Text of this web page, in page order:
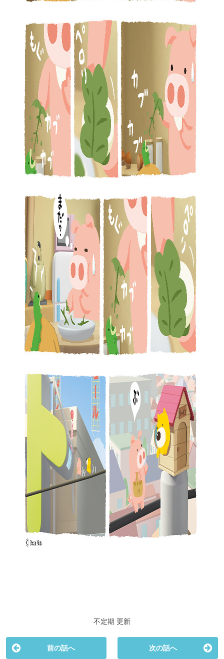
不定期 更新
前の話へ 次の話へ